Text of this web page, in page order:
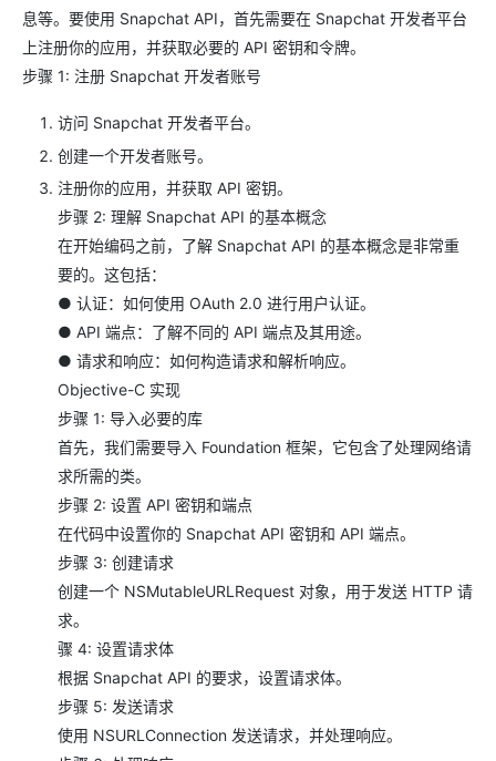
息等。要使用 Snapchat API，首先需要在 Snapchat 开发者平台
上注册你的应用，并获取必要的 API 密钥和令牌。
步骤 1: 注册 Snapchat 开发者账号
访问 Snapchat 开发者平台。
创建一个开发者账号。
注册你的应用，并获取 API 密钥。
步骤 2: 理解 Snapchat API 的基本概念
在开始编码之前，了解 Snapchat API 的基本概念是非常重
要的。这包括：
● 认证：如何使用 OAuth 2.0 进行用户认证。
● API 端点：了解不同的 API 端点及其用途。
● 请求和响应：如何构造请求和解析响应。
Objective-C 实现
步骤 1: 导入必要的库
首先，我们需要导入 Foundation 框架，它包含了处理网络请
求所需的类。
步骤 2: 设置 API 密钥和端点
在代码中设置你的 Snapchat API 密钥和 API 端点。
步骤 3: 创建请求
创建一个 NSMutableURLRequest 对象，用于发送 HTTP 请
求。
骤 4: 设置请求体
根据 Snapchat API 的要求，设置请求体。
步骤 5: 发送请求
使用 NSURLConnection 发送请求，并处理响应。